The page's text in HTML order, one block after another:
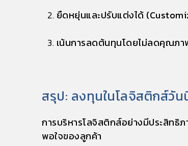
ยืดหยุ่นและปรับแต่งได้
เน้นการลดต้นทุนโดยไม่ลดคุณภา
สรุป: ลงทุนในโลจิสติกส์วั
การบริหารโลจิสติกส์อย่างมีประสิทธิภ
พอใจของลูกค้า